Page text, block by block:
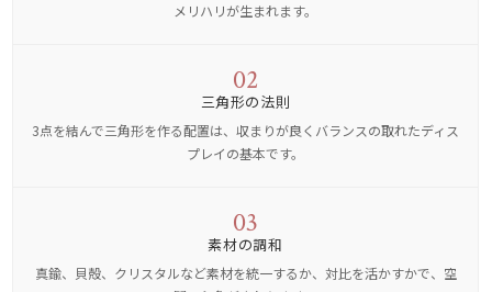
メリハリが生まれます。
02
三角形の法則
3点を結んで三角形を作る配置は、収まりが良くバランスの取れたディス
プレイの基本です。
03
素材の調和
真鍮、貝殻、クリスタルなど素材を統一するか、対比を活かすかで、空